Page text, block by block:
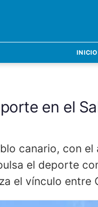
INICIO
en el
canario, con el
el deporte
el vínculo entre